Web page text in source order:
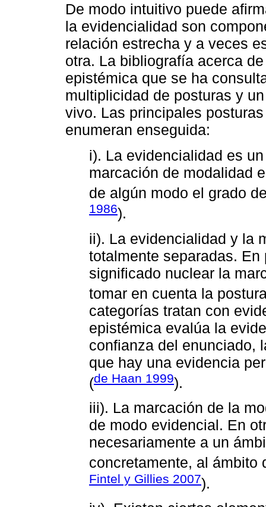
De modo intuitivo puede
la evidencialidad son
relación estrecha y a veces
otra. La bibliografía acerca
epistémica que se ha
multiplicidad de posturas y
vivo. Las principales
enumeran enseguida:
i). La evidencialidad es
marcación de modalidad
de algún modo el grado
1986).
ii). La evidencialidad y la
totalmente separadas.
significado nuclear la
tomar en cuenta la
categorías tratan con
epistémica evalúa la
confianza del enunciado,
que hay una evidencia
(de Haan 1999).
iii). La marcación de la
de modo evidencial. En
necesariamente a un
concretamente, al ámbito
Fintel y Gillies 2007).